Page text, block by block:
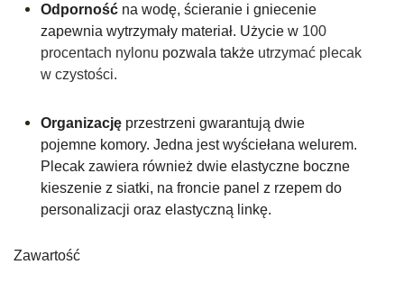
Odporność na wodę, ścieranie i gniecenie
zapewnia wytrzymały materiał. Użycie w 100
procentach nylonu pozwala także utrzymać plecak
w czystości.
Organizację przestrzeni gwarantują dwie
pojemne komory. Jedna jest wyściełana welurem.
Plecak zawiera również dwie elastyczne boczne
kieszenie z siatki, na froncie panel z rzepem do
personalizacji oraz elastyczną linkę.
Zawartość